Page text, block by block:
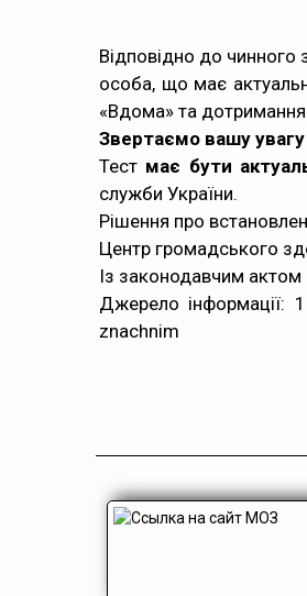
Відповідно до чинного
особа, що має
«Вдома» та
Звертаємо вашу увагу
Тест має бути
служби України.
Рішення про
Центр громадського
Із законодавчим
Джерело інформації:
znachnim